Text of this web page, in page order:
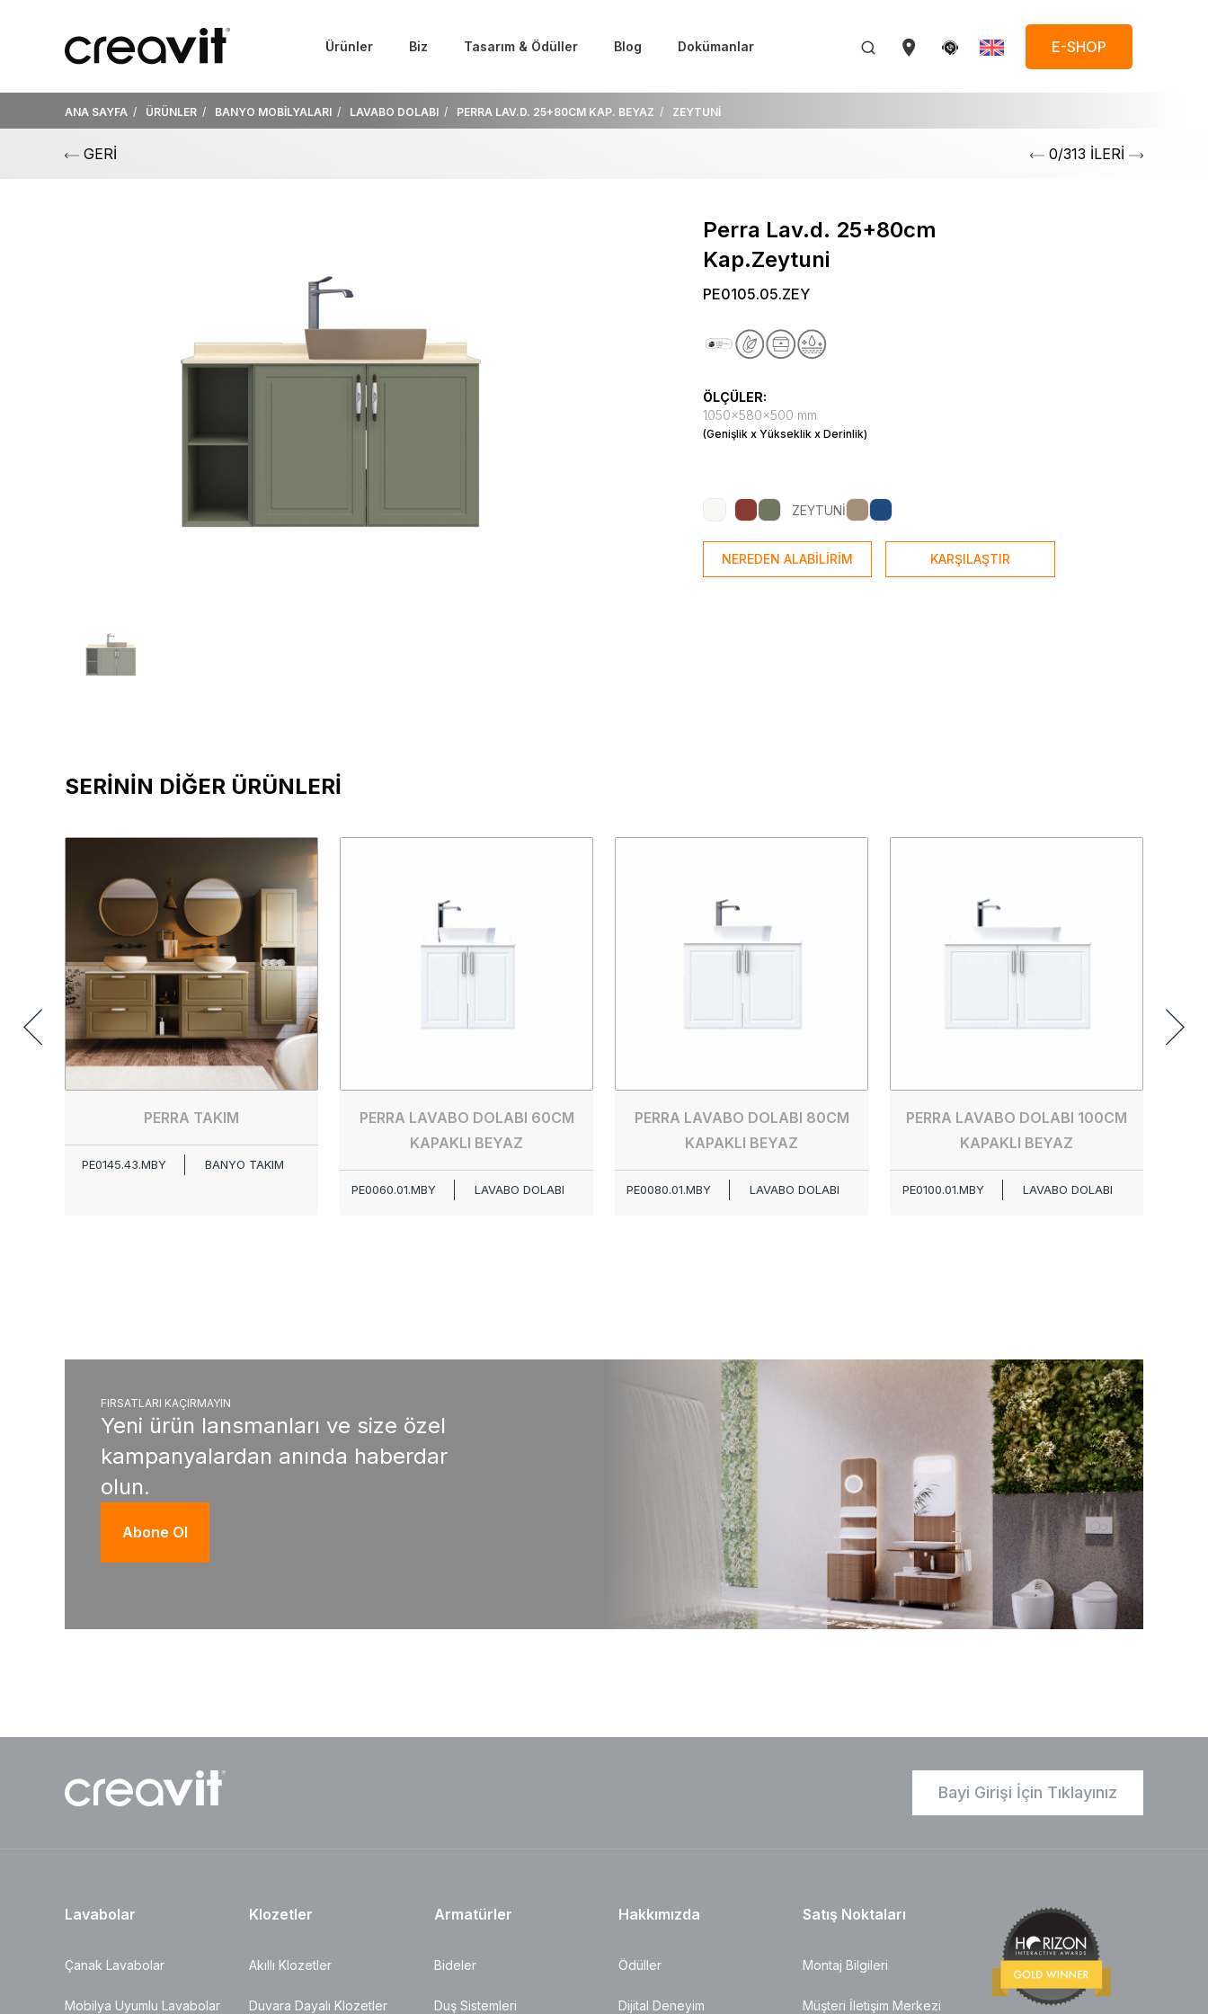
Ürünler Biz Tasarım & Ödüller Blog Dokümanlar E-SHOP
ANA SAYFA ÜRÜNLER BANYO MOBİLYALARI LAVABO DOLABI PERRA LAV.D. 25+80CM KAP. BEYAZ ZEYTUNİ
GERİ 0/313 İLERİ
Perra Lav.d. 25+80cm
Kap.Zeytuni
PE0105.05.ZEY
ÖLÇÜLER:
1050x580x500 mm
(Genişlik x Yükseklik x Derinlik)
ZEYTUNİ
NEREDEN ALABİLİRİM KARŞILAŞTIR
SERİNİN DİĞER ÜRÜNLERİ
PERRA TAKIM
PE0145.43.MBY BANYO TAKIM
PERRA LAVABO DOLABI 60CM
KAPAKLI BEYAZ
PE0060.01.MBY LAVABO DOLABI
PERRA LAVABO DOLABI 80CM
KAPAKLI BEYAZ
PE0080.01.MBY LAVABO DOLABI
PERRA LAVABO DOLABI 100CM
KAPAKLI BEYAZ
PE0100.01.MBY LAVABO DOLABI
FIRSATLARI KAÇIRMAYIN
Yeni ürün lansmanları ve size özel
kampanyalardan anında haberdar
olun.
Abone Ol
Bayi Girişi İçin Tıklayınız
Lavabolar
Çanak Lavabolar
Mobilya Uyumlu Lavabolar
Klozetler
Akıllı Klozetler
Duvara Dayalı Klozetler
Armatürler
Bideler
Duş Sistemleri
Hakkımızda
Ödüller
Dijital Deneyim
Satış Noktaları
Montaj Bilgileri
Müşteri İletişim Merkezi